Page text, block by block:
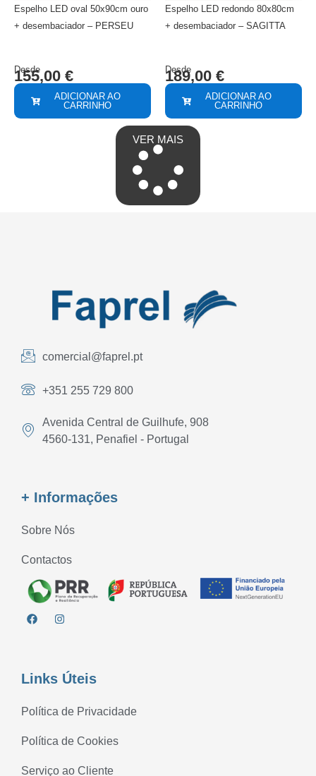
Espelho LED oval 50x90cm ouro
+ desembaciador – PERSEU
ADICIONAR AO
CARRINHO
Desde
155,00 €
Espelho LED redondo 80x80cm
+ desembaciador – SAGITTA
ADICIONAR AO
CARRINHO
Desde
189,00 €
VER MAIS
comercial@faprel.pt
+351 255 729 800
Avenida Central de Guilhufe, 908
4560-131, Penafiel - Portugal
+ Informações
Sobre Nós
Contactos
Links Úteis
Política de Privacidade
Política de Cookies
Serviço ao Cliente